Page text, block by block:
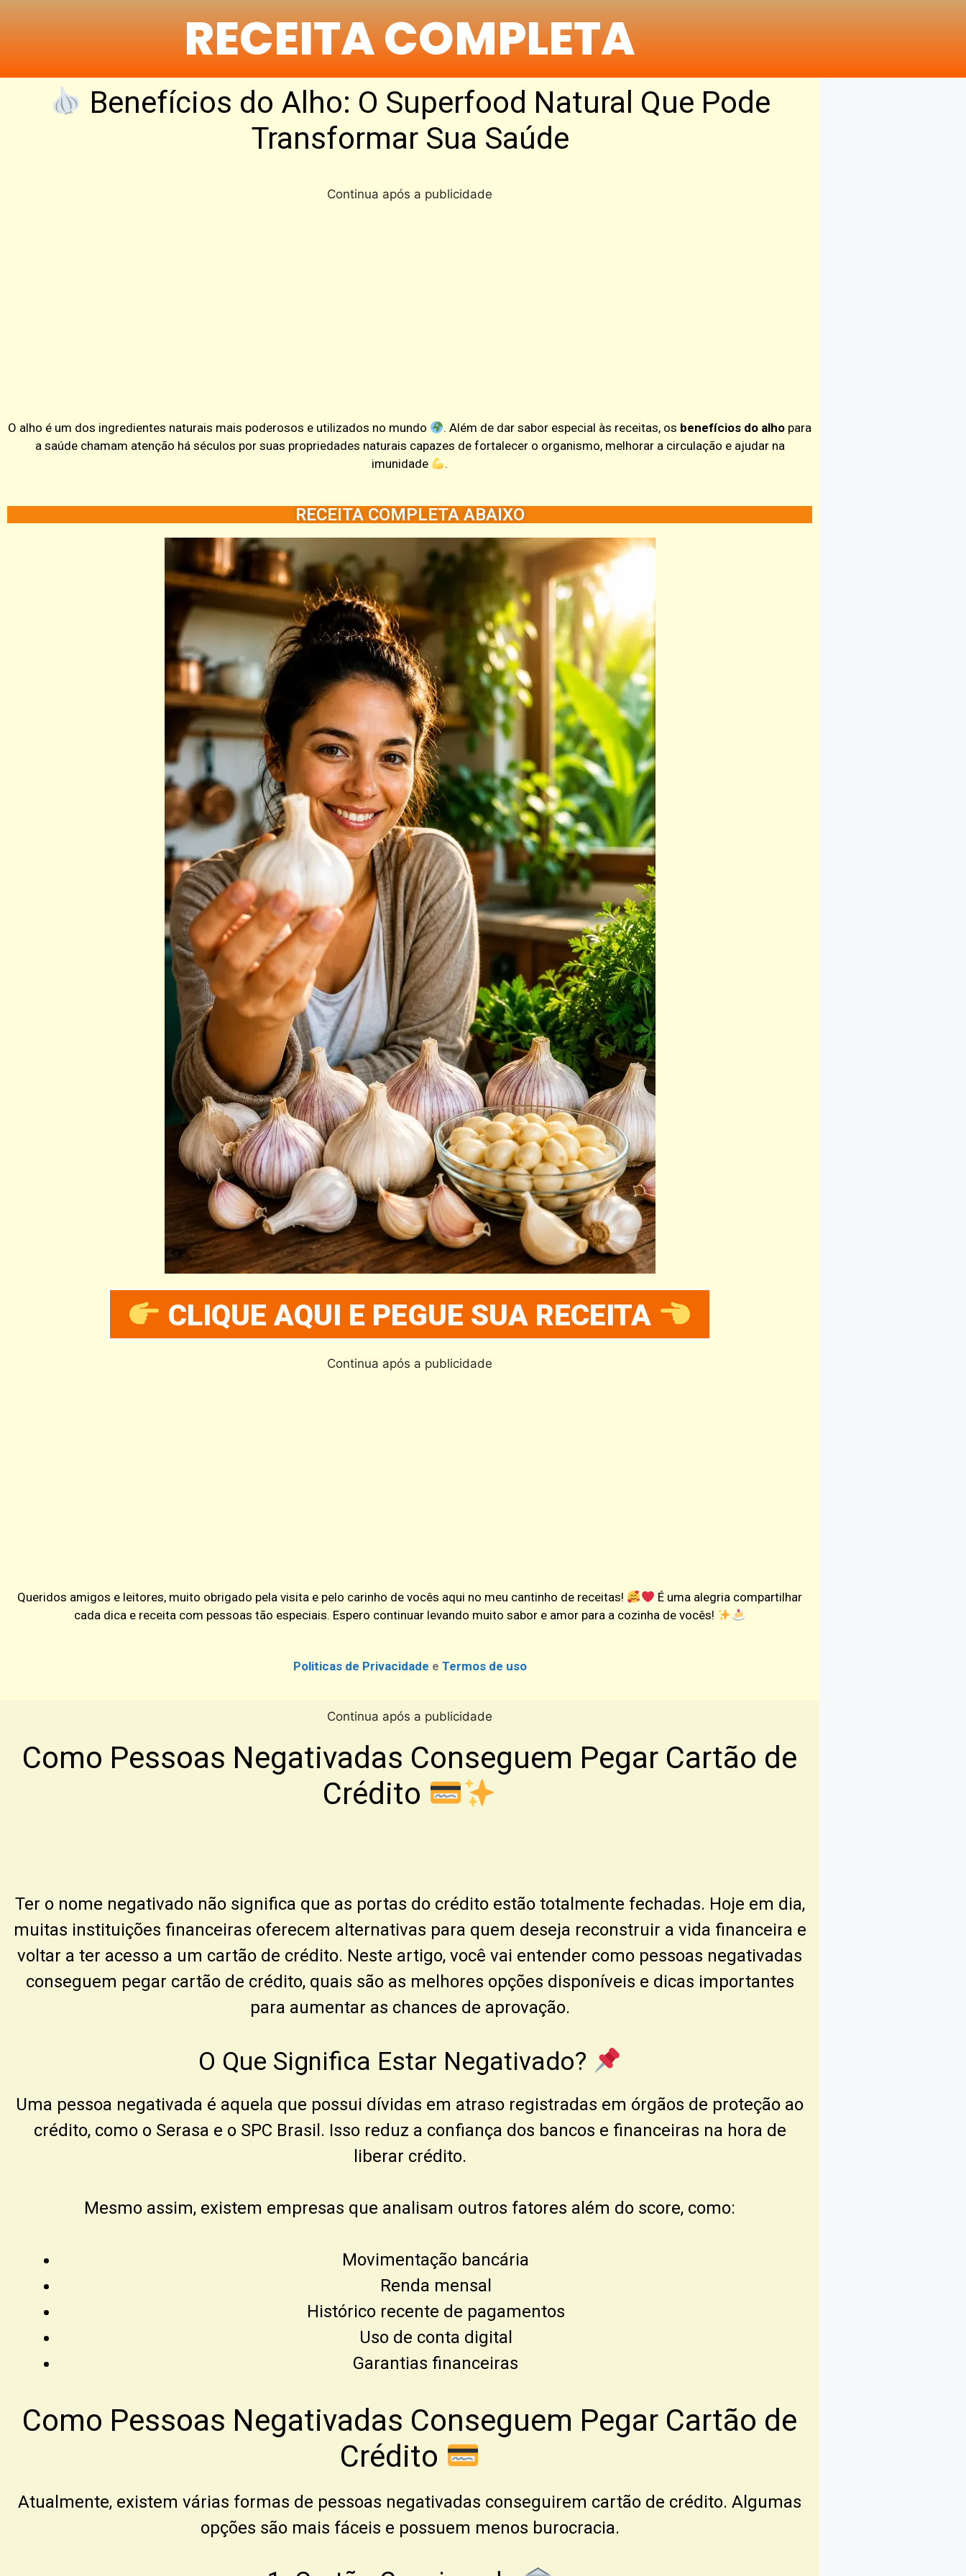
RECEITA COMPLETA
Benefícios do Alho: O Superfood Natural Que Pode
Transformar Sua Saúde
Continua após a publicidade
O alho é um dos ingredientes naturais mais poderosos e utilizados no mundo . Além de dar sabor especial às receitas, os benefícios do alho para
a saúde chamam atenção há séculos por suas propriedades naturais capazes de fortalecer o organismo, melhorar a circulação e ajudar na
imunidade
.
RECEITA COMPLETA ABAIXO
CLIQUE AQUI E PEGUE SUA RECEITA
Continua após a publicidade
Queridos amigos e leitores, muito obrigado pela visita e pelo carinho de vocês aqui no meu cantinho de receitas!
É uma alegria compartilhar
cada dica e receita com pessoas tão especiais. Espero continuar levando muito sabor e amor para a cozinha de vocês!
Politicas de Privacidade e Termos de uso
Continua após a publicidade
Como Pessoas Negativadas Conseguem Pegar Cartão de
Crédito
Ter o nome negativado não significa que as portas do crédito estão totalmente fechadas. Hoje em dia,
muitas instituições financeiras oferecem alternativas para quem deseja reconstruir a vida financeira e
voltar a ter acesso a um cartão de crédito. Neste artigo, você vai entender como pessoas negativadas
conseguem pegar cartão de crédito, quais são as melhores opções disponíveis e dicas importantes
para aumentar as chances de aprovação.
O Que Significa Estar Negativado?
Uma pessoa negativada é aquela que possui dívidas em atraso registradas em órgãos de proteção ao
crédito, como o Serasa e o SPC Brasil . Isso reduz a confiança dos bancos e financeiras na hora de
liberar crédito.
Mesmo assim, existem empresas que analisam outros fatores além do score, como:
Movimentação bancária
Renda mensal
Histórico recente de pagamentos
Uso de conta digital
Garantias financeiras
Como Pessoas Negativadas Conseguem Pegar Cartão de
Crédito
Atualmente, existem várias formas de pessoas negativadas conseguirem cartão de crédito. Algumas
opções são mais fáceis e possuem menos burocracia.